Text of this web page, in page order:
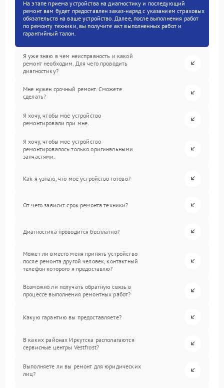
На этапе приема устройства на диагностику и последующий
ремонт вам будет предоставлен заказ-наряд с указанием страховых
обязательств на ваше устройство. Далее, после выполнения работ
по ремонту техники, вы получите акт выполненных работ и
гарантийный талон.
Я уже знаю в чем неисправность и какой
ремонт необходим. Для чего проводить
диагностику?
Мне нужен срочный ремонт. Сможете
сделать?
Я хочу, чтобы мое устройство
ремонтировали при мне.
Я хочу, чтобы мое устройство
ремонтировалось только оригинальными
запчастями.
Как я узнаю, что мое устройство готово?
От чего зависит срок ремонта техники?
Диагностика проводится бесплатно?
Может ли вместо меня принять устройство
после ремонта другой человек, контактный
телефон которого я предоставлю?
Возможно ли получать обратную связь в
процессе выполнения ремонтных работ?
Какую гарантию вы предоставляете?
В каких районах Иркутска располагаются
сервисные центры Vestfrost?
Выполняете ли вы ремонт для юридических
лиц?